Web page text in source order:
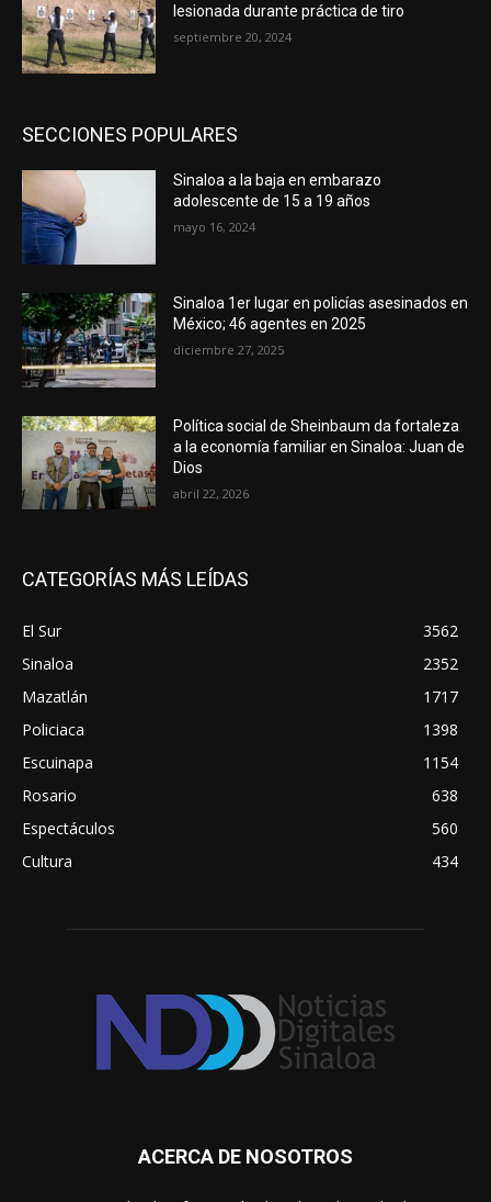
lesionada durante práctica de tiro
septiembre 20, 2024
SECCIONES POPULARES
Sinaloa a la baja en embarazo
adolescente de 15 a 19 años
mayo 16, 2024
Sinaloa 1er lugar en policías asesinados en
México; 46 agentes en 2025
diciembre 27, 2025
Política social de Sheinbaum da fortaleza
a la economía familiar en Sinaloa: Juan de
Dios
abril 22, 2026
CATEGORÍAS MÁS LEÍDAS
El Sur
3562
Sinaloa
2352
Mazatlán
1717
Policiaca
1398
Escuinapa
1154
Rosario
638
Espectáculos
560
Cultura
434
ACERCA DE NOSOTROS